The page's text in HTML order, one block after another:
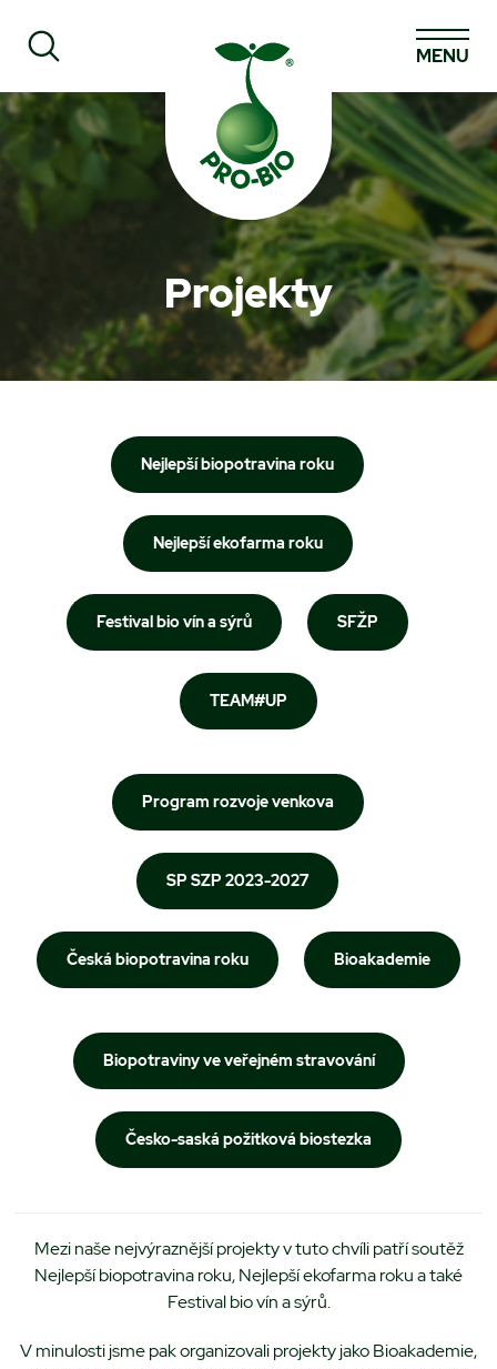
Prohledat PRO-BIO
MENU
Projekty
Nejlepší biopotravina roku
Nejlepší ekofarma roku
Festival bio vín a sýrů SFŽP
TEAM#UP
Program rozvoje venkova
SP SZP 2023-2027
Česká biopotravina roku Bioakademie
Biopotraviny ve veřejném stravování
Česko-saská požitková biostezka
Mezi naše nejvýraznější projekty v tuto chvíli patří soutěž
Nejlepší biopotravina roku, Nejlepší ekofarma roku a také
Festival bio vín a sýrů.
V minulosti jsme pak organizovali projekty jako Bioakademie,